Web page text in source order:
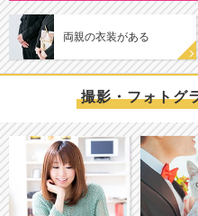
両親の衣装がある
撮影・フォトグ